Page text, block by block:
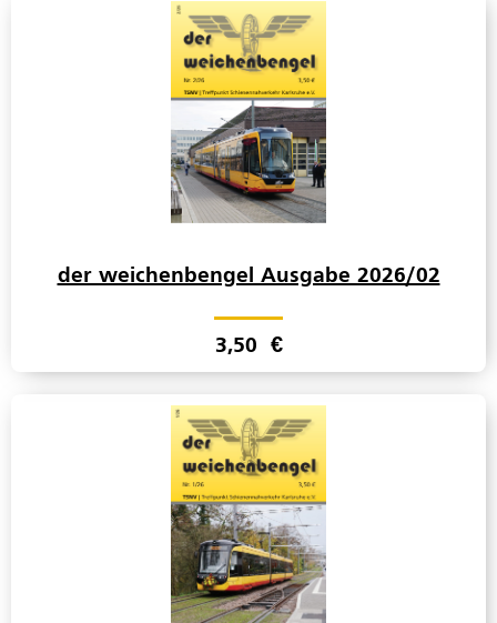
der weichenbengel Ausgabe 2026/02
3,50 €